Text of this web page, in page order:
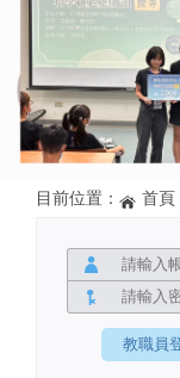
目前位置： 首頁